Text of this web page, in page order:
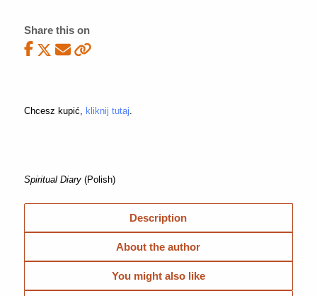
Share this on
Chcesz kupić, kliknij tutaj.
Spiritual Diary (Polish)
Description
About the author
You might also like